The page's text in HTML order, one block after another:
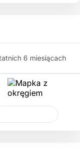
6 miesiącach